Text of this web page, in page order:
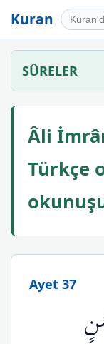
Kuran
SÛRELER
Âli
Türkçe
Ayet 37